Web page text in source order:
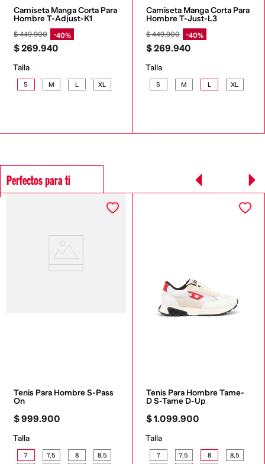
Camiseta Manga Corta Para
Hombre T-Adjust-K1
$449.900 40%
$269.940
Talla
S M L XL
Camiseta Manga Corta Para
Hombre T-Just-L3
$449.900 40%
$269.940
Talla
S M L XL
Perfectos para ti
Tenis Para Hombre S-Pass
On
$999.900
Talla
7 7,5 8
8,5
Tenis Para Hombre Tame-
D S-Tame D-Up
$1.099.900
Talla
7 7,5 8
8,5